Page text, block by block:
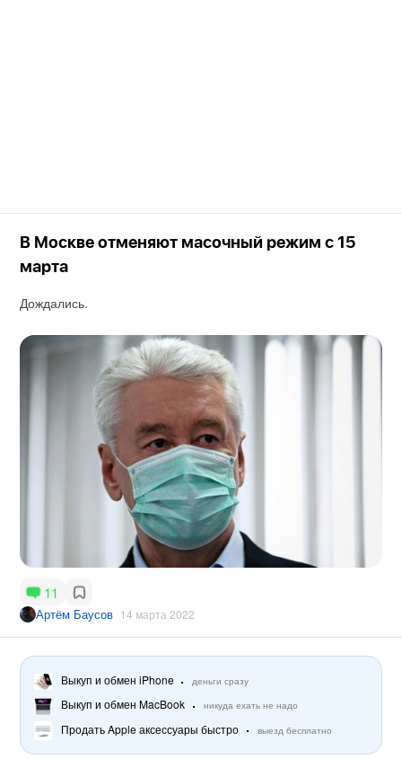
В Москве отменяют масочный режим с 15
марта
Дождались.
11
Артём Баусов 14 марта 2022
Выкуп и обмен iPhone деньги сразу
Выкуп и обмен MacBook никуда ехать не надо
Продать Apple аксессуары быстро выезд бесплатно